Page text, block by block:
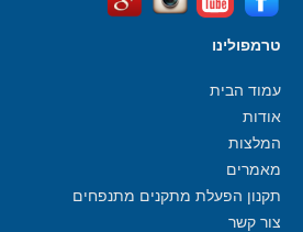
טרמפולינו
עמוד הבית
אודות
המלצות
מאמרים
תקנון הפעלת מתקנים מתנפחים
צור קשר